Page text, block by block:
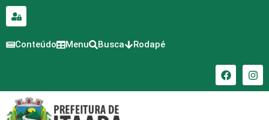
conteúdo
Conteúdo Menu Busca Rodapé